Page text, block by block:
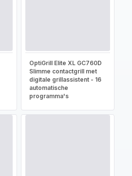
OptiGrill Elite XL GC760D
Slimme contactgrill met
digitale grillassistent - 16
automatische
programma's